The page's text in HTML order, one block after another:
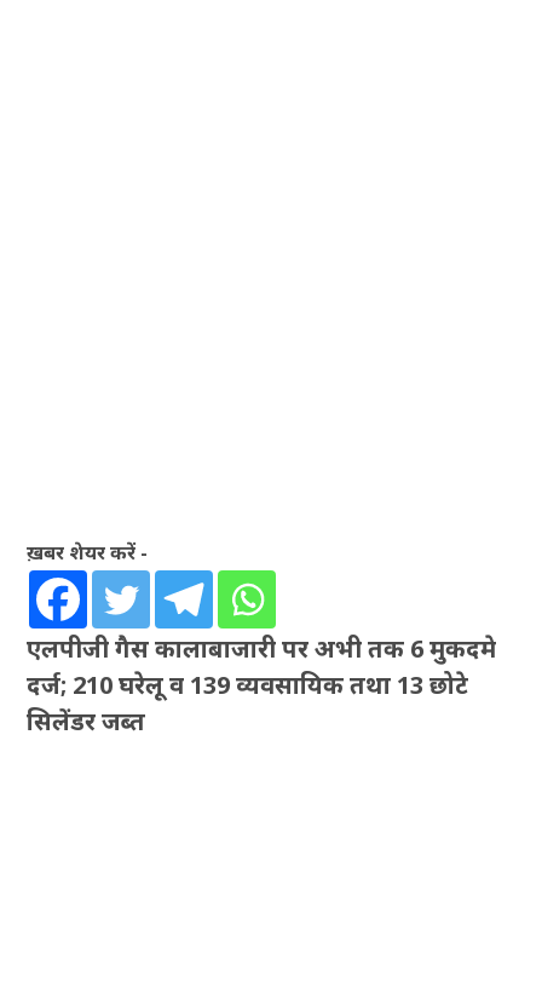
ख़बर शेयर करें -
एलपीजी गैस कालाबाजारी पर अभी तक 6 मुकदमे
दर्ज; 210 घरेलू व 139 व्यवसायिक तथा 13 छोटे
सिलेंडर जब्त